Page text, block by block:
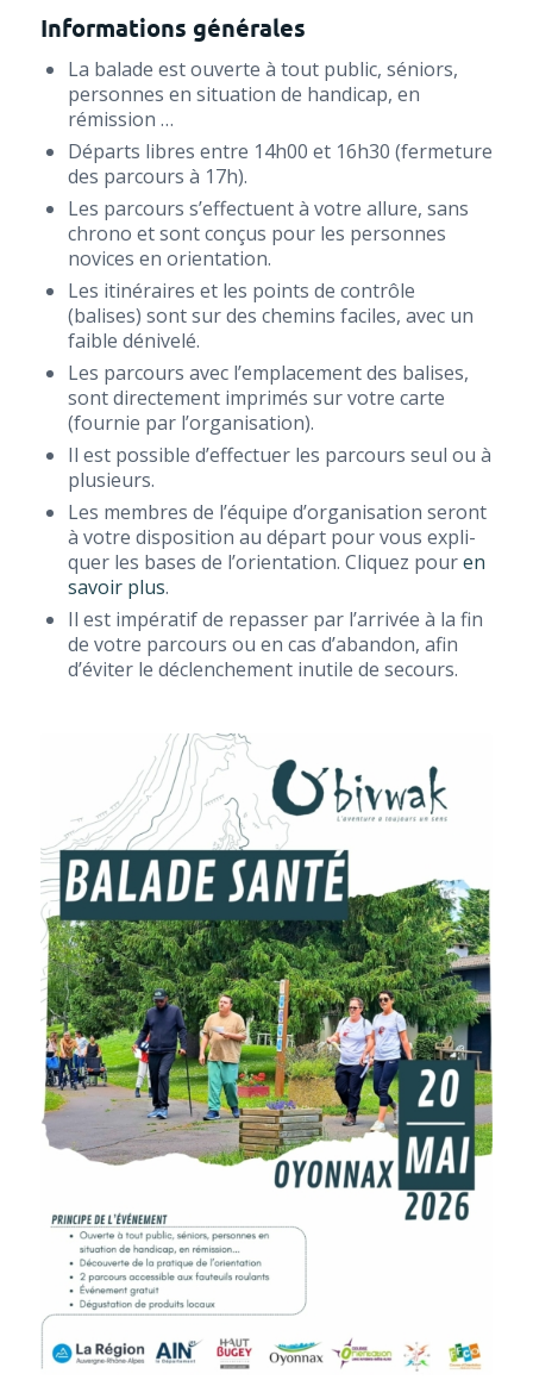
Informations générales
La balade est ouverte à tout public, séniors,
per­sonnes en situa­tion de han­di­cap, en
rémission …
Départs libres entre 14h00 et 16h30 (fer­me­ture
des par­cours à 17h).
Les par­cours s’effectuent à votre allure, sans
chro­no et sont conçus pour les per­sonnes
novices en orientation.
Les iti­né­raires et les points de contrôle
(balises) sont sur des che­mins faciles, avec un
faible dénivelé.
Les par­cours avec l’emplacement des balises,
sont direc­te­ment impri­més sur votre carte
(four­nie par l’organisation).
Il est pos­sible d’effectuer les par­cours seul ou à
plusieurs.
Les membres de l’équipe d’organisation seront
à votre dis­po­si­tion au départ pour vous expli­
quer les bases de l’orientation. Cli­quez pouren
savoir plus.
Il est impé­ra­tif de repas­ser par l’arrivée à la fin
de votre par­cours ou en cas d’abandon, afin
d’éviter le déclen­che­ment inutile de secours.